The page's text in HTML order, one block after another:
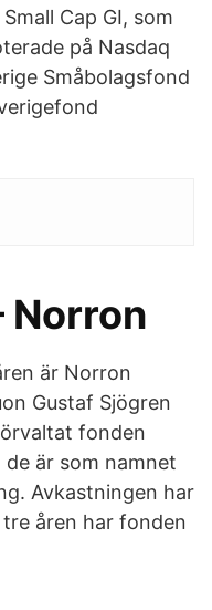
Cap GI, som
på Nasdaq
Småbolagsfond
Norron
är Norron
Gustaf Sjögren
fonden
de är som namnet
Avkastningen har
åren har fonden